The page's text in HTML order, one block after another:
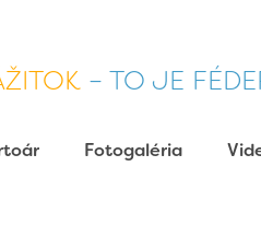
– TO JE
Fotogaléria